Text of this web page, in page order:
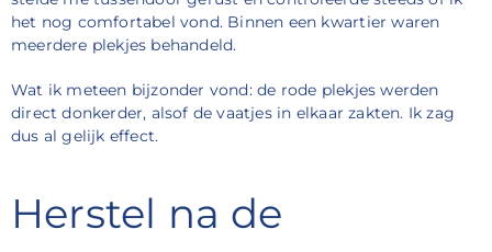
het nog comfortabel vond. Binnen een kwartier waren
meerdere plekjes behandeld.
Wat ik meteen bijzonder vond: de rode plekjes werden
direct donkerder, alsof de vaatjes in elkaar zakten. Ik zag
dus al gelijk effect.
Herstel na de